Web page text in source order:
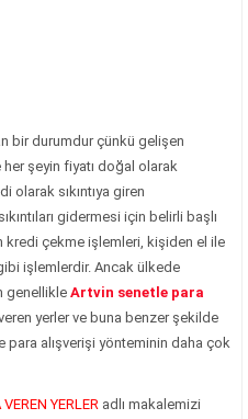
bir durumdur çünkü gelişen
şeyin fiyatı doğal olarak
olarak sıkıntıya giren
gidermesi için belirli başlı
kredi çekme işlemleri, kişiden el ile
işlemlerdir. Ancak ülkede
genellikle Artvin senetle para
yerler ve buna benzer şekilde
para alışverişi yönteminin daha çok
YERLER adlı makalemizi